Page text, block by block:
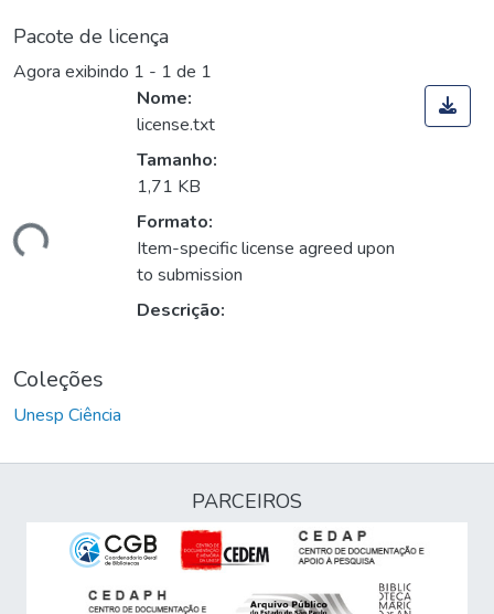
Pacote de licença
Agora exibindo 1 - 1 de 1
Nome:
license.txt
Tamanho:
1,71 KB
Formato:
Item-specific license agreed upon
to submission
Descrição:
Coleções
Unesp Ciência
PARCEIROS